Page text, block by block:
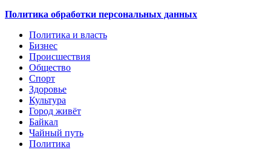
Политика обработки персональных данных
Политика и власть
Бизнес
Происшествия
Общество
Cпорт
Здоровье
Культура
Город живёт
Байкал
Чайный путь
Политика